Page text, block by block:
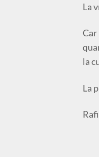
La
Car
la
La